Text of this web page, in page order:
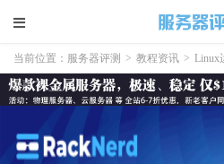
当前位置： 服务器评测 > 教程资讯 > Linux